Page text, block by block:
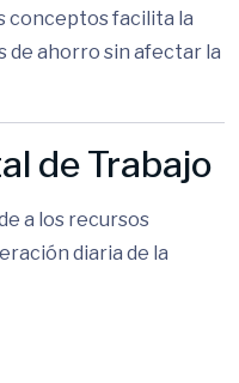
conceptos facilita la
de ahorro sin afectar la
de Trabajo
a los recursos
diaria de la